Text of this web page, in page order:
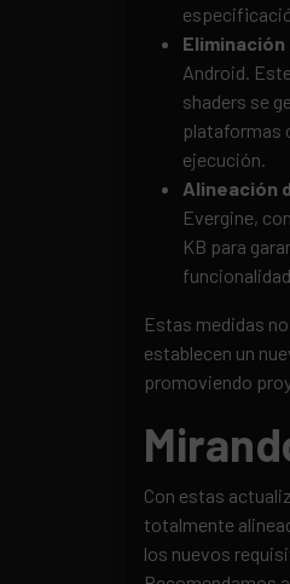
Android.
shaders se
plataformas
ejecución.
Alineación
Evergine,
KB para
Estas medidas
establecen un
promoviendo
Con estas
totalmente
los nuevos